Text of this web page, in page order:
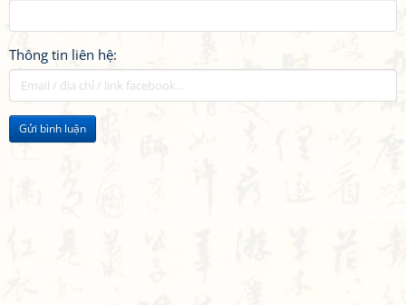
Thông tin liên hệ:
Gửi bình luận